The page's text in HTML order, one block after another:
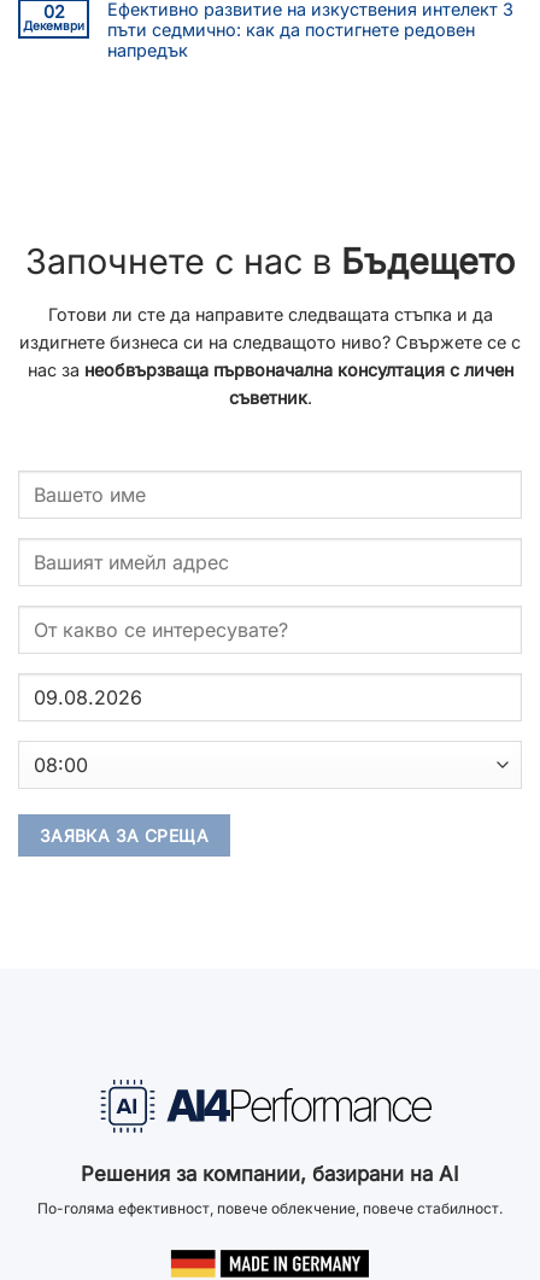
02
Декември
Ефективно развитие на изкуствения интелект 3
пъти седмично: как да постигнете редовен
напредък
Започнете с нас в Бъдещето
Готови ли сте да направите следващата стъпка и да
издигнете бизнеса си на следващото ниво? Свържете се с
нас за необвързваща първоначална консултация с личен
съветник.
Решения за компании, базирани на AI
По-голяма ефективност, повече облекчение, повече стабилност.